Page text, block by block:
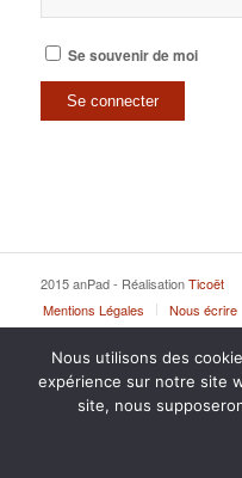
Se souvenir de moi
2015 anPad - RéalisationTicoët
Mentions Légales
Nous écrire
Nous utilisons des
expérience sur notre site
site, nous